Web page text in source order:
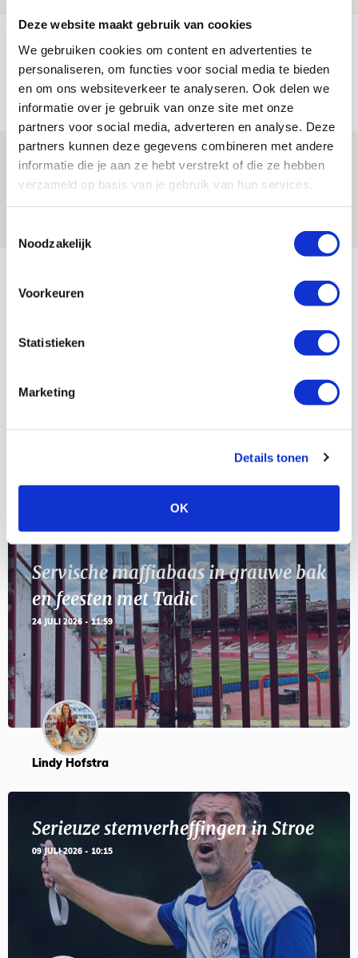
Deze website maakt gebruik van cookies
We gebruiken cookies om content en advertenties te
personaliseren, om functies voor social media te bieden
en om ons websiteverkeer te analyseren. Ook delen we
informatie over je gebruik van onze site met onze
partners voor social media, adverteren en analyse. Deze
partners kunnen deze gegevens combineren met andere
informatie die je aan ze hebt verstrekt of die ze hebben
verzameld op basis van je gebruik van hun services.
Noodzakelijk
Voorkeuren
Statistieken
Marketing
Details tonen
OK
Reis jij als mascotte mee naar uitduel
met Telstar?
06 AUGUSTUS 2026 - 13:04
PRIJSVRAAG
Drie dingen die je moet weten over
Ajax - Shelbourne
AGENDA
23
Selectiedag ballenjongens/-meiden
SEP
Servische maffiabaas in grauwe bak
en feesten met Tadic
24 JULI 2026 - 11:59
Lindy Hofstra
Serieuze stemverheffingen in Stroe
09 JULI 2026 - 10:15